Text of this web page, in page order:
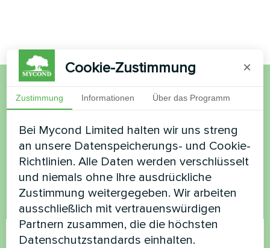
Möchten Sie kaufen oder
haben Sie Fragen?
Kontaktieren Sie uns und wir werden Ihnen
helfen
Name
Cookie-Zustimmung ×
Zustimmung Informationen Über das Programm
Bei Mycond Limited halten wir uns streng
an unsere Datenspeicherungs- und Cookie-
Richtlinien. Alle Daten werden verschlüsselt
und niemals ohne Ihre ausdrückliche
Zustimmung weitergegeben. Wir arbeiten
ausschließlich mit vertrauenswürdigen
Partnern zusammen, die die höchsten
Datenschutzstandards einhalten.